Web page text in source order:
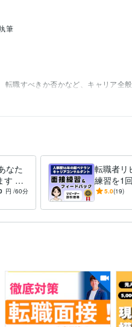
筆
転職すべきか否かなど、キャリア全
なた
す 模
の質
円 /60分
転職者
練習を1
接とフィ
5.0(19)